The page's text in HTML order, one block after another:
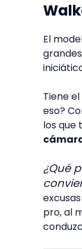
El
Tiene
eso?
los que
¿Qué
pro, al